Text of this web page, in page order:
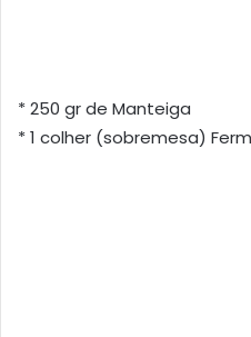
* 250 gr de Manteiga
* 1 colher (sobremesa)